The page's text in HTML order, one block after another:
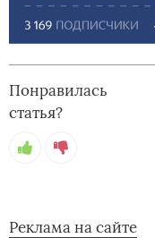
Понравилась
статья?
Реклама на сайте